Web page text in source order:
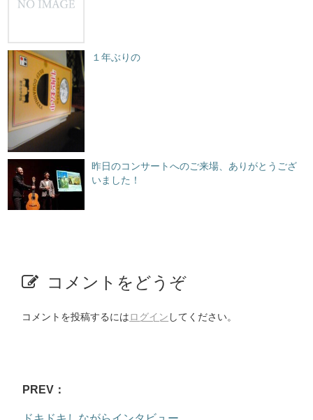
１年ぶりの
昨日のコンサートへのご来場、ありがとうござ
いました！
コメントをどうぞ
コメントを投稿するにはログイン してください。
PREV：